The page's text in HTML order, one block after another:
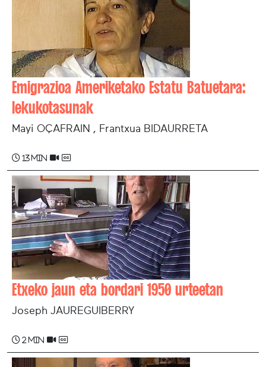
Emigrazioa Ameriketako Estatu Batuetara:
lekukotasunak
Mayi OÇAFRAIN , Frantxua BIDAURRETA
13 min
Etxeko jaun eta bordari 1950 urteetan
Joseph JAUREGUIBERRY
2 min